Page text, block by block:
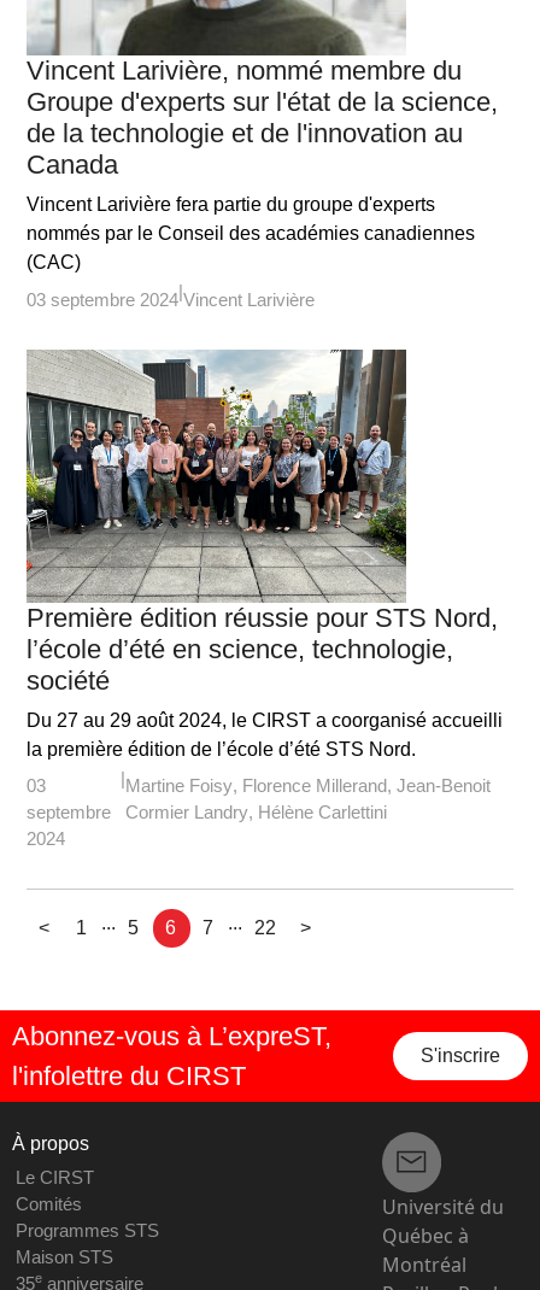
Vincent Larivière, nommé membre du
Groupe d'experts sur l'état de la science,
de la technologie et de l'innovation au
Canada
Vincent Larivière fera partie du groupe d'experts
nommés par le Conseil des académies canadiennes
(CAC)
03 septembre 2024 Vincent Larivière
Première édition réussie pour STS Nord,
l’école d’été en science, technologie,
société
Du 27 au 29 août 2024, le CIRST a coorganisé accueilli
la première édition de l’école d’été STS Nord.
03
septembre
2024
Martine Foisy Florence Millerand Jean-Benoit
Cormier Landry Hélène Carlettini
< 1 ... 5 6 7 ... 22 >
Abonnez-vous à L’expreST,
l'infolettre du CIRST
S'inscrire
À propos
Le CIRST
Comités
Programmes STS
Maison STS
35eanniversaire
Université du
Québec à
Montréal